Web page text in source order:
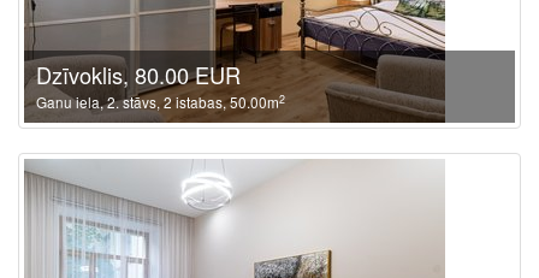
Dzīvoklis, 80.00 EUR
Ganu iela, 2. stāvs, 2 istabas, 50.00m2